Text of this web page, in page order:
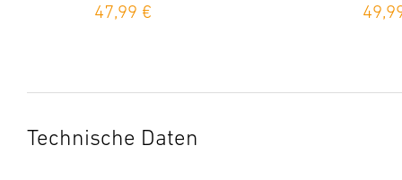
47,99 €
Technische Daten